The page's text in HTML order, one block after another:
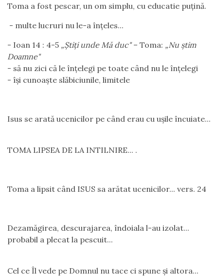
Toma a fost pescar, un om simplu, cu educatie puțină.
- multe lucruri nu le-a înțeles...
- Ioan 14 : 4-5 „Ştiţi unde Mă duc"– Toma: „Nu ştim
Doamne"
- să nu zici că le înţelegi pe toate când nu le înţelegi
- îşi cunoaşte slăbiciunile, limitele
Isus se arată ucenicilor pe când erau cu ușile încuiate...
TOMA LIPSEA DE LA INTILNIRE... .
Toma a lipsit când ISUS sa arătat ucenicilor... vers. 24
Dezamăgirea, descurajarea, îndoiala l-au izolat...
probabil a plecat la pescuit...
Cel ce Îl vede pe Domnul nu tace ci spune și altora...